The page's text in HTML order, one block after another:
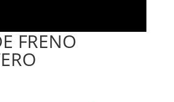
FRENO